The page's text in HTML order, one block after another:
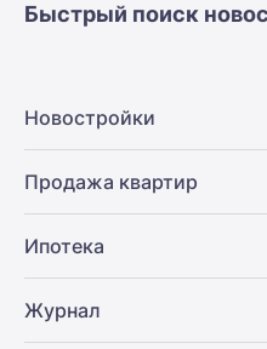
Быстрый поиск
Новостройки
Продажа квартир
Ипотека
Журнал